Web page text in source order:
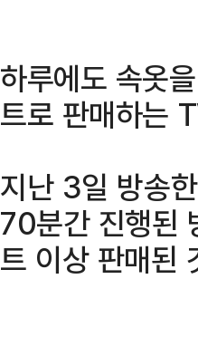
하루에도 속옷
트로 판매하는
지난 3일 방송
70분간 진행된
트 이상 판매된